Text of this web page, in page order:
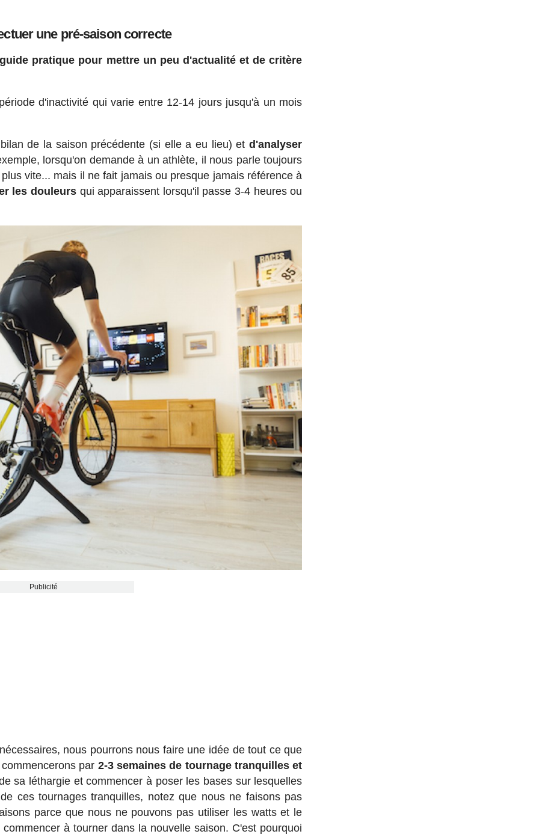
une pré-saison correcte
pratique pour mettre un peu d'actualité et de critère
d'inactivité qui varie entre 12-14 jours jusqu'à un mois
de la saison précédente (si elle a eu lieu) etd'analyser
lorsqu'on demande à un athlète, il nous parle toujours
vite... mais il ne fait jamais ou presque jamais référence à
les douleursqui apparaissent lorsqu'il passe 3-4 heures ou
Publicité
nous pourrons nous faire une idée de tout ce que
par 2-3 semaines de tournage tranquilles et
sa léthargie et commencer à poser les bases sur lesquelles
ces tournages tranquilles, notez que nous ne faisons pas
parce que nous ne pouvons pas utiliser les watts et le
à tourner dans la nouvelle saison. C'est pourquoi